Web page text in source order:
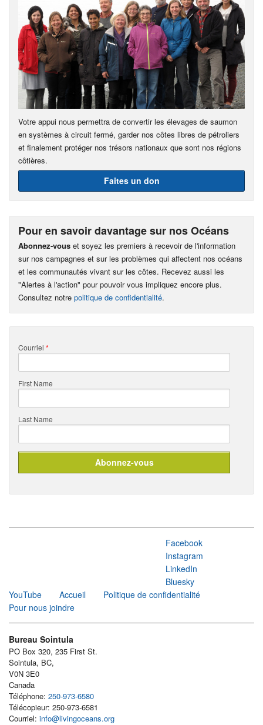
Votre appui nous permettra de convertir les élevages de saumon
en systèmes à circuit fermé, garder nos côtes libres de pétroliers
et finalement protéger nos trésors nationaux que sont nos régions
côtières.
Faites un don
Pour en savoir davantage sur nos Océans
Abonnez-vous et soyez les premiers à recevoir de l'information
sur nos campagnes et sur les problèmes qui affectent nos océans
et les communautés vivant sur les côtes. Recevez aussi les
"Alertes à l'action" pour pouvoir vous impliquez encore plus.
Consultez notre politique de confidentialité.
Courriel *
First Name
Last Name
Facebook
Instagram
LinkedIn
Bluesky
YouTube
Accueil
Politique de confidentialité
Pour nous joindre
Bureau Sointula
PO Box 320, 235 First St.
Sointula, BC,
V0N 3E0
Canada
Téléphone: 250-973-6580
Télécopieur: 250-973-6581
Courriel: info@livingoceans.org